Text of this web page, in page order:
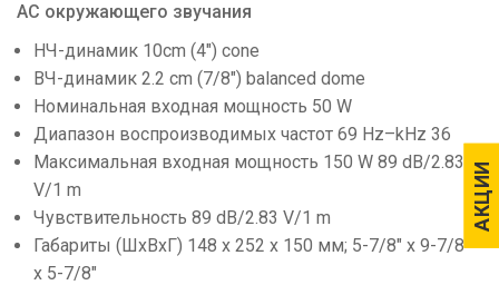
АКЦИИ
АКЦИИ
АС окружающего звучания
НЧ-динамик 10cm (4") cone
ВЧ-динамик 2.2 cm (7/8") balanced dome
Номинальная входная мощность 50 W
Диапазон воспроизводимых частот 69 Hz–kHz 36
Максимальная входная мощность 150 W 89 dB/2.83
V/1 m
Чувствительность 89 dB/2.83 V/1 m
Габариты (ШхВхГ) 148 x 252 x 150 мм; 5-7/8" x 9-7/8"
x 5-7/8"